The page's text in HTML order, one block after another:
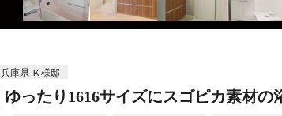
兵庫県 Ｋ様邸
ゆったり1616サイズにスゴピカ素材の